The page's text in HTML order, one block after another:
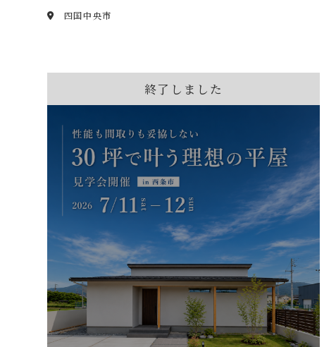
四国中央市
終了しました